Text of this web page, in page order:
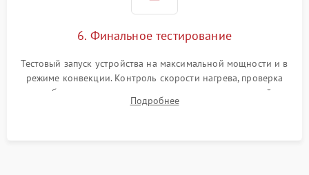
6. Финальное тестирование
Тестовый запуск устройства на максимальной мощности и в
режиме конвекции. Контроль скорости нагрева, проверка
срабатывания термостата при достижении заданной
температуры и тест на отсутствие утечек тока.
Подробнее